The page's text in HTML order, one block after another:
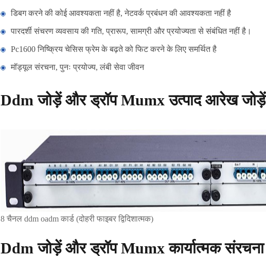
डिबग करने की कोई आवश्यकता नहीं है, नेटवर्क प्रबंधन की आवश्यकता नहीं है
पारदर्शी संचरण व्यवसाय की गति, प्रारूप, सामग्री और प्रयोज्यता से संबंधित नहीं है।
Pc1600 निष्क्रिय चेसिस फ्रेम के बढ़ते को फिट करने के लिए समर्थित है
मॉड्यूल संरचना, पुनः प्रयोज्य, लंबी सेवा जीवन
Ddm जोड़ें और ड्रॉप Mumx उत्पाद आरेख जोड़ें
8 चैनल ddm oadm कार्ड (दोहरी फाइबर द्विदिशात्मक)
Ddm जोड़ें और ड्रॉप Mumx कार्यात्मक संरचना